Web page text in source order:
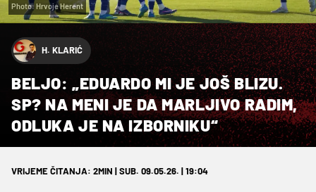
Photo: Hrvoje Herent
H. KLARIĆ
BELJO: „EDUARDO MI JE JOŠ BLIZU.
SP? NA MENI JE DA MARLJIVO RADIM,
ODLUKA JE NA IZBORNIKU“
VRIJEME ČITANJA: 2MIN | SUB. 09.05.26. | 19:04